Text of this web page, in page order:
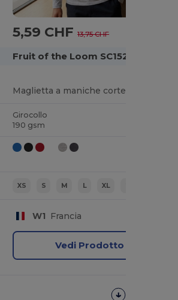
5,59 CHF13,75 CHF
Fruit of the Loom SC152
Maglietta a maniche corte 195
Girocollo
190 gsm
XS S M L XL
W1 Francia
Vedi Prodotto